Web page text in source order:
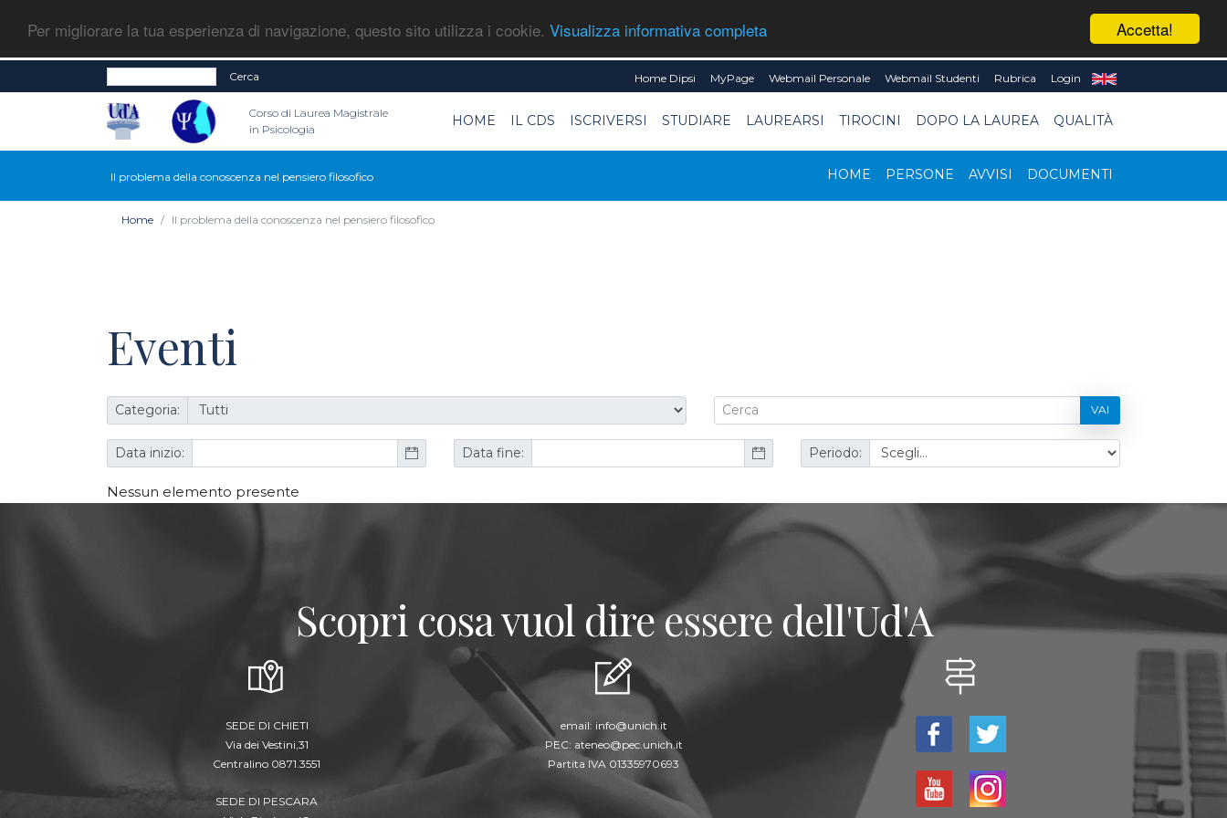
Accetta!
Per migliorare la tua esperienza di navigazione, questo sito utilizza i cookie. Visualizza informativa completa
Cerca Home Dipsi MyPage Webmail Personale Webmail Studenti Rubrica Login
Corso di Laurea Magistrale
in Psicologia
HOME IL CDS ISCRIVERSI STUDIARE LAUREARSI TIROCINI DOPO LA LAUREA QUALITÀ
Il problema della conoscenza nel pensiero filosofico HOME PERSONE AVVISI DOCUMENTI
Home Il problema della conoscenza nel pensiero filosofico
Eventi
Categoria: VAI
Data inizio: Data fine: Periodo:
Nessun elemento presente
Scopri cosa vuol dire essere dell'Ud'A
SEDE DI CHIETI
Via dei Vestini,31
Centralino 0871.3551
SEDE DI PESCARA
email: info@unich.it
PEC: ateneo@pec.unich.it
Partita IVA 01335970693